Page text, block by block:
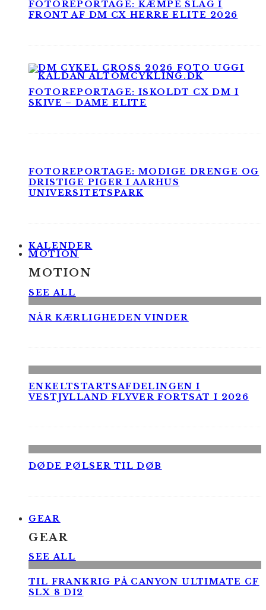
FOTOREPORTAGE: KÆMPE SLAG I
FRONT AF DM CX HERRE ELITE 2026
FOTOREPORTAGE: ISKOLDT CX DM I
SKIVE – DAME ELITE
FOTOREPORTAGE: MODIGE DRENGE OG
DRISTIGE PIGER I AARHUS
UNIVERSITETSPARK
KALENDER
MOTION
MOTION
SEE ALL
NÅR KÆRLIGHEDEN VINDER
ENKELTSTARTSAFDELINGEN I
VESTJYLLAND FLYVER FORTSAT I 2026
DØDE PØLSER TIL DØB
GEAR
GEAR
SEE ALL
TIL FRANKRIG PÅ CANYON ULTIMATE CF
SLX 8 DI2